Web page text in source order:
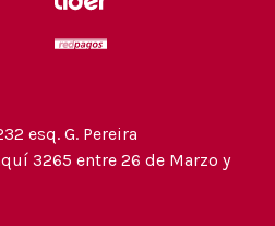
esq. G. Pereira
3265 entre 26 de Marzo y